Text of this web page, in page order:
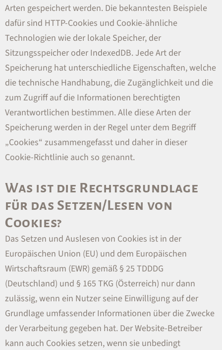
Arten gespeichert werden. Die bekanntesten Beispiele
dafür sind HTTP-Cookies und Cookie-ähnliche
Technologien wie der lokale Speicher, der
Sitzungsspeicher oder IndexedDB. Jede Art der
Speicherung hat unterschiedliche Eigenschaften, welche
die technische Handhabung, die Zugänglichkeit und die
zum Zugriff auf die Informationen berechtigten
Verantwortlichen bestimmen. Alle diese Arten der
Speicherung werden in der Regel unter dem Begriff
„Cookies“ zusammengefasst und daher in dieser
Cookie-Richtlinie auch so genannt.
Was ist die Rechtsgrundlage
für das Setzen/Lesen von
Cookies?
Das Setzen und Auslesen von Cookies ist in der
Europäischen Union (EU) und dem Europäischen
Wirtschaftsraum (EWR) gemäß § 25 TDDDG
(Deutschland) und § 165 TKG (Österreich) nur dann
zulässig, wenn ein Nutzer seine Einwilligung auf der
Grundlage umfassender Informationen über die Zwecke
der Verarbeitung gegeben hat. Der Website-Betreiber
kann auch Cookies setzen, wenn sie unbedingt